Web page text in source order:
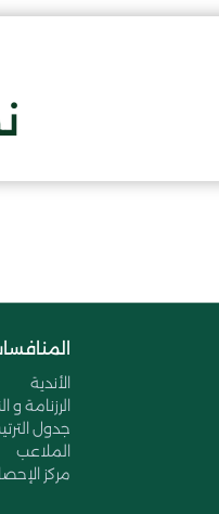
الأندية
الرزنامة و
جدول
الملاعب
مركز